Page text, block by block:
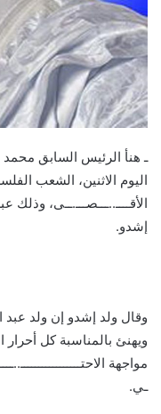
ـ هنأ الرئيس السابق
اليوم الاثنين، الشعب
الأقــــ..ـــصـــ.ــى،
إشدو.
وقال ولد إشدو إن ولد
ويهنئ بالمناسبة كل أحرار
مواجهة
ـي.